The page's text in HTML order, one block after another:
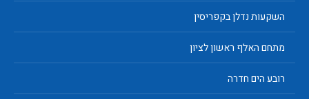
השקעות נדלן בקפריסין
מתחם האלף ראשון לציון
רובע הים חדרה